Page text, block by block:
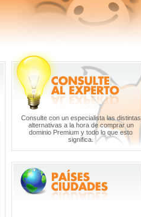
Consulte con un especialista las distintas
alternativas a la hora de comprar un
dominio Premium y todo lo que esto
significa.